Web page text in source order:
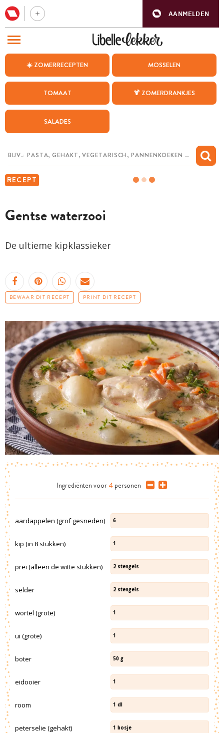
AANMELDEN
☀️ ZOMERRECEPTEN MOSSELEN
TOMAAT 🍹 ZOMERDRANKJES
SALADES
RECEPT
Gentse waterzooi
De ultieme kipklassieker
BEWAAR DIT RECEPT PRINT DIT RECEPT
Ingrediënten voor 4 personen
aardappelen (grof gesneden) 6
kip (in 8 stukken) 1
prei (alleen de witte stukken) 2 stengels
selder 2 stengels
wortel (grote) 1
ui (grote) 1
boter 50 g
eidooier 1
room 1 dl
peterselie (gehakt) 1 bosje
BEZOEK ONZE ANDERE WEBSITES
WEEKMENU
CHAT MET MAIA
MIJN BEWAARDE RECEPTEN